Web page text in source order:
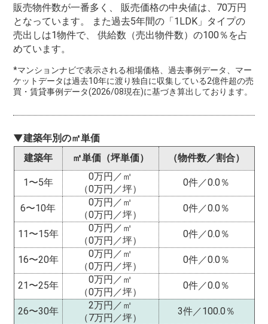
販売物件数が一番多く、 販売価格の中央値は、70万円
となっています。 また過去5年間の「1LDK」タイプの
売出しは1物件で、 供給数（売出物件数）の100％を占
めています。
*マンションナビで表示される相場価格、過去事例データ、マー
ケットデータは過去10年に渡り独自に収集している2億件超の売
買・賃貸事例データ(2026/08現在)に基づき算出しております。
▼建築年別の㎡単価
建築年
㎡単価（坪単価） （物件数／割合）
1〜5年
0万円／㎡
（0万円／坪）
0件／0.0％
6〜10年
0万円／㎡
（0万円／坪）
0件／0.0％
11〜15年
0万円／㎡
（0万円／坪）
0件／0.0％
16〜20年
0万円／㎡
（0万円／坪）
0件／0.0％
21〜25年
0万円／㎡
（0万円／坪）
0件／0.0％
26〜30年
2万円／㎡
（7万円／坪）
3件／100.0％